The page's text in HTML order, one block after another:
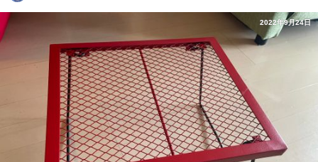
2022年9月24日